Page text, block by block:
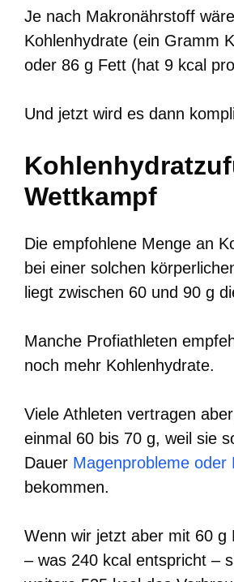
Je nach Makronährstoff
Kohlenhydrate (ein Gramm
oder 86 g Fett (hat 9 kcal
Und jetzt wird es dann
Wettkampf
Die empfohlene Menge an
bei einer solchen
liegt zwischen 60 und 90 g
Manche Profiathleten
noch mehr Kohlenhydrate.
Viele Athleten vertragen
einmal 60 bis 70 g, weil sie
Dauer Magenprobleme oder
bekommen.
Wenn wir jetzt aber mit 60 g
– was 240 kcal entspricht –